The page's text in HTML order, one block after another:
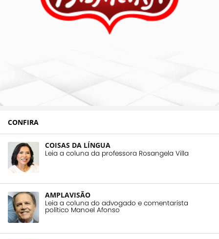
CONFIRA
COISAS DA LÍNGUA
Leia a coluna da professora Rosangela Villa
AMPLAVISÃO
Leia a coluna do advogado e comentarista
político Manoel Afonso